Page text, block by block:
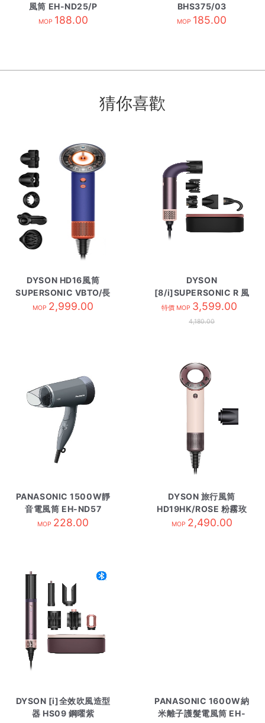
風筒 EH-ND25/P
MOP 188.00
BHS375/03
MOP 185.00
猜你喜歡
DYSON HD16風筒
SUPERSONIC VBTO/長
春花藍
MOP 2,999.00
DYSON
[8/i]SUPERSONIC R 風
筒 HD17 T1/T2 綱曜紫
特價 MOP 3,599.00
4,180.00
PANASONIC 1500W靜
音電風筒 EH-ND57
MOP 228.00
DYSON 旅行風筒
HD19HK/ROSE 粉霧玫
瑰
MOP 2,490.00
DYSON [i]全效吹風造型
器 HS09 鋼曜紫
PANASONIC 1600W納
米離子護髮電風筒 EH-